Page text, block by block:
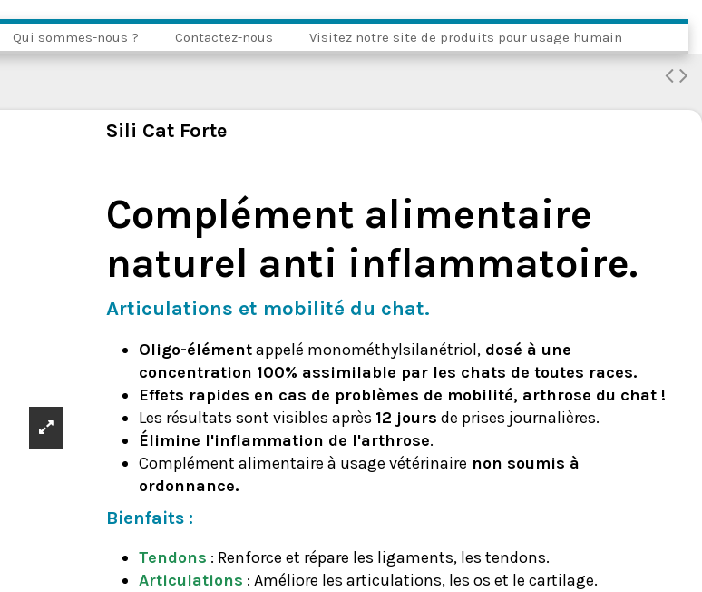
Qui sommes-nous ? Contactez-nous Visitez notre site de produits pour usage humain
Sili Cat Forte
Complément alimentaire
naturel anti inflammatoire.
Articulations et mobilité du chat.
Oligo-élémentappelé monométhylsilanétriol, dosé à une
concentration 100% assimilable par les chats de toutes races.
Effets rapides en cas de problèmes de mobilité, arthrose du chat !
Les résultats sont visibles après 12 jours de prises journalières.
Élimine l'inflammation de l'arthrose.
Complément alimentaire à usage vétérinaire non soumis à
ordonnance.
Bienfaits :
Tendons : Renforce et répare les ligaments, les tendons.
Articulations : Améliore les articulations, les os et le cartilage.